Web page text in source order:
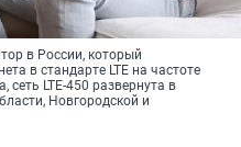
в России, который
в стандарте LTE на частоте
LTE-450 развернута в
Новгородской и